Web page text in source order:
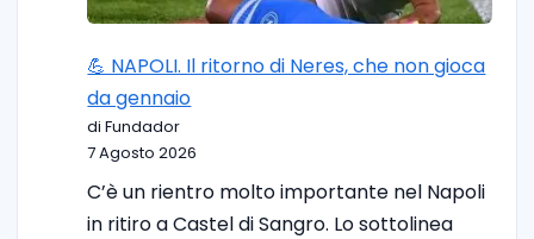
💪 NAPOLI. Il ritorno di Neres, che non gioca
da gennaio
di Fundador
7 Agosto 2026
C’è un rientro molto importante nel Napoli
in ritiro a Castel di Sangro. Lo sottolinea